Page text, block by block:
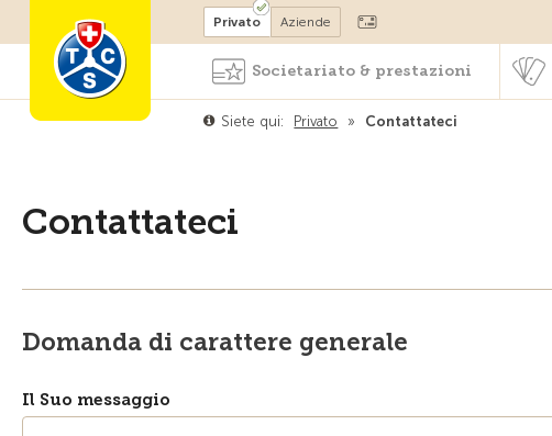
Diventare socio
Privato Aziende
Societariato & prestazioni
Siete qui: Privato » Contattateci
Contattateci
Domanda di carattere generale
Il Suo messaggio